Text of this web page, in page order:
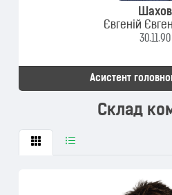
Шахов
Євгеній
30.11.90
Асистент
Склад